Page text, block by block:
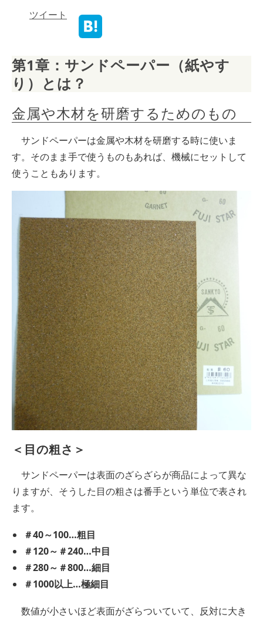
ツイート
第1章：サンドペーパー（紙やす
り）とは？
金属や木材を研磨するためのもの
サンドペーパーは金属や木材を研磨する時に使いま
す。そのまま手で使うものもあれば、機械にセットして
使うこともあります。
＜目の粗さ＞
サンドペーパーは表面のざらざらが商品によって異な
りますが、そうした目の粗さは番手という単位で表され
ます。
＃40～100…粗目
＃120～＃240…中目
＃280～＃800…細目
＃1000以上…極細目
数値が小さいほど表面がざらついていて、反対に大き